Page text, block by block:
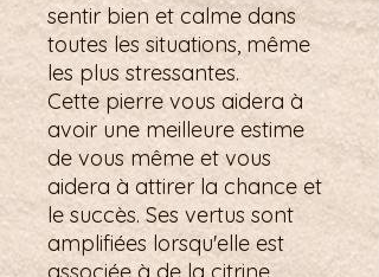
sentir bien et calme dans
toutes les situations, même
les plus stressantes.
Cette pierre vous aidera à
avoir une meilleure estime
de vous même et vous
aidera à attirer la chance et
le succès. Ses vertus sont
amplifiées lorsqu'elle est
associée à de la citrine.